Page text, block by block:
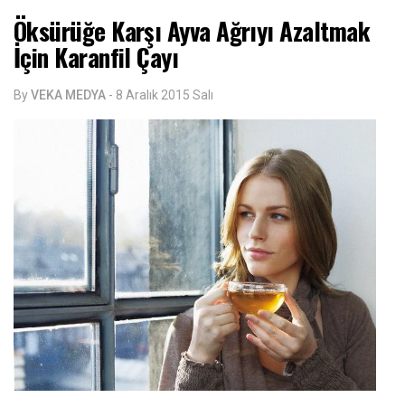
Öksürüğe Karşı Ayva Ağrıyı Azaltmak
İçin Karanfil Çayı
ByVEKA MEDYA - 8 Aralık 2015 Salı